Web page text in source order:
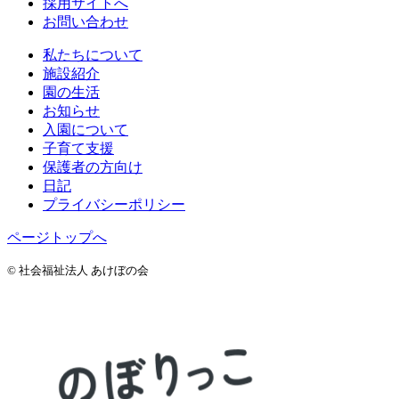
お問い合わせ
私たちについて
施設紹介
園の生活
お知らせ
入園について
子育て支援
保護者の方向け
日記
プライバシーポリシー
ページトップへ
© 社会福祉法人 あけぼの会